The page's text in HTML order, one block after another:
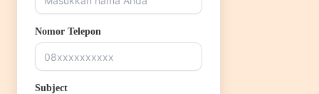
Nomor Telepon
Subject